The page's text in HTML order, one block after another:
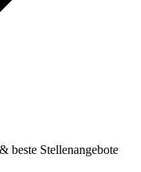
beste Stellenangebote